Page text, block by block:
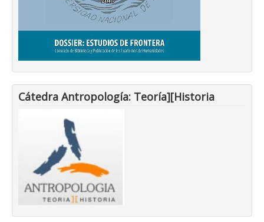
Cátedra Antropología: Teoría][Historia